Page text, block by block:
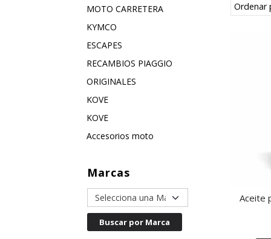
MOTO CARRETERA
KYMCO
ESCAPES
RECAMBIOS PIAGGIO
ORIGINALES
KOVE
KOVE
Accesorios moto
Marcas
Ordenar
Aceite